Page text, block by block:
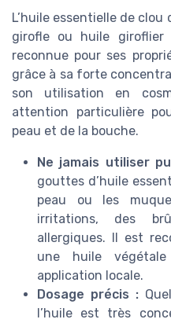
L’huile essentielle de
girofle ou huile giroflier
reconnue pour ses
grâce à sa forte
son utilisation en
attention particulière
peau et de la bouche.
Ne jamais utiliser
gouttes d’huile
peau ou les
irritations, des
allergiques. Il est
une huile
application locale.
Dosage précis :
l’huile est très